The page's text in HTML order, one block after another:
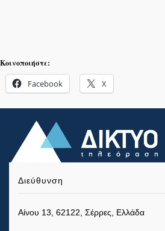
Κοινοποιήστε:
Facebook X
Διεύθυνση
Αίνου 13, 62122, Σέρρες, Ελλάδα